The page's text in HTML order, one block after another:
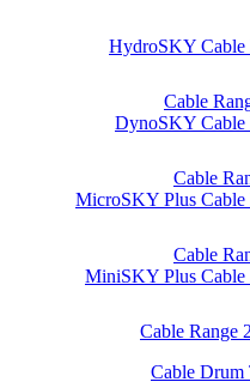
Cable
Cable
Cable
Cable Range
Cable Drum